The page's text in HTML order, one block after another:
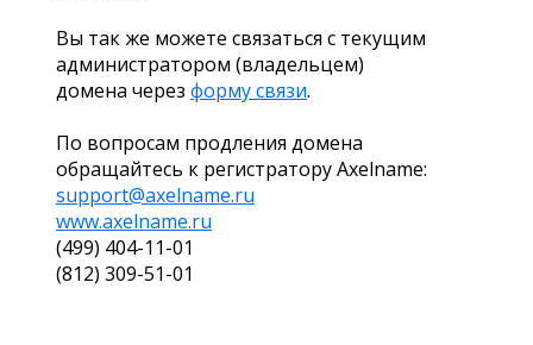
Вы так же можете связаться с текущим
администратором (владельцем)
домена через форму связи.
По вопросам продления домена
обращайтесь к регистратору Axelname:
support@axelname.ru
www.axelname.ru
(499) 404-11-01
(812) 309-51-01